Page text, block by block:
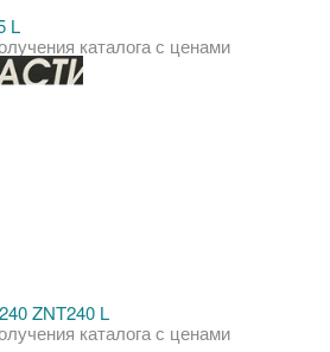
L
каталога с ценами
ZNT240 L
каталога с ценами